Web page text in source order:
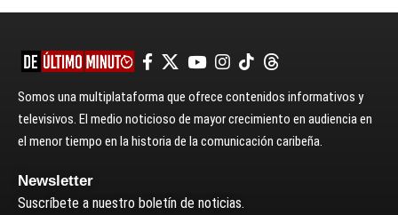
Somos una multiplataforma que ofrece contenidos informativos y
televisivos. El medio noticioso de mayor crecimiento en audiencia en
el menor tiempo en la historia de la comunicación caribeña.
Newsletter
Suscríbete a nuestro boletín de noticias.